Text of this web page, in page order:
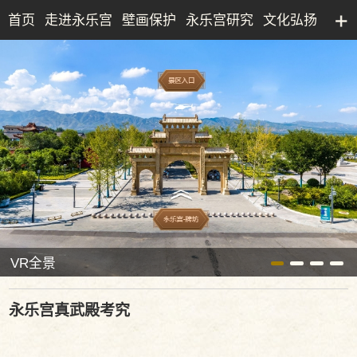
首页 走进永乐宫 壁画保护 永乐宫研究
文化弘扬
永乐宫研究院
文化产业 博物馆 典藏精品
VR全景
永乐宫真武殿考究